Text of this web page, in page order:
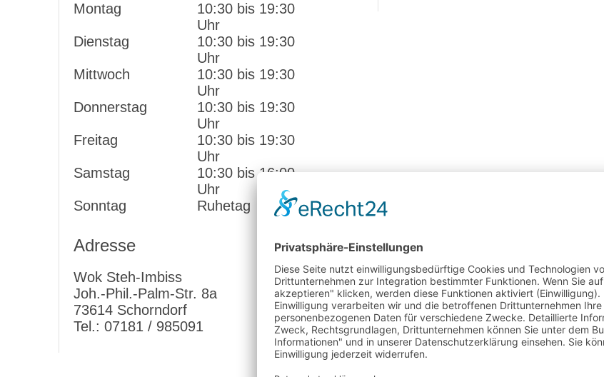
Montag
10:30 bis 19:30
Uhr
Dienstag
10:30 bis 19:30
Uhr
Mittwoch
10:30 bis 19:30
Uhr
Donnerstag
10:30 bis 19:30
Uhr
Freitag
10:30 bis 19:30
Uhr
Samstag
10:30 bis 16:00
Uhr
Sonntag
Ruhetag
Adresse
Wok Steh-Imbiss
Joh.-Phil.-Palm-Str. 8a
73614 Schorndorf
Tel.: 07181 / 985091